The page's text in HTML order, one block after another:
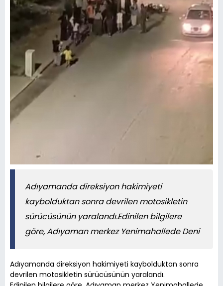
Adıyamanda direksiyon hakimiyeti
kaybolduktan sonra devrilen motosikletin
sürücüsünün yaralandı.Edinilen bilgilere
göre, Adıyaman merkez Yenimahallede Deni
Adıyamanda direksiyon hakimiyeti kaybolduktan sonra
devrilen motosikletin sürücüsünün yaralandı.